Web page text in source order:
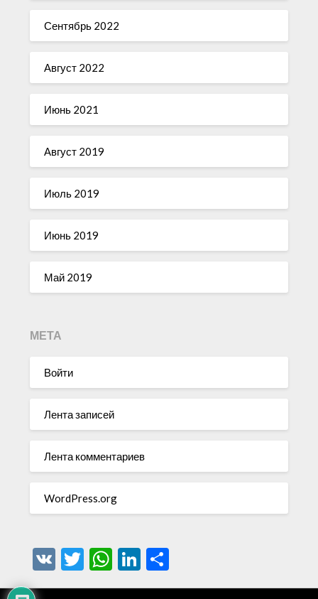
Сентябрь 2022
Август 2022
Июнь 2021
Август 2019
Июль 2019
Июнь 2019
Май 2019
МЕТА
Войти
Лента записей
Лента комментариев
WordPress.org
VK Twitter
WhatsApp
LinkedIn